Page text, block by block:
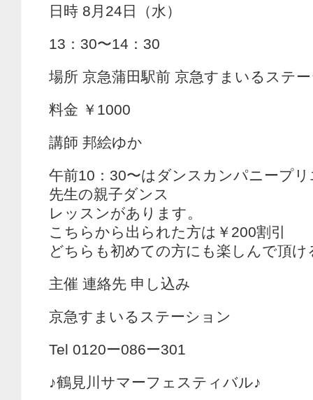
日時 8月24日（水）
13：30〜14：30
場所 京急蒲田駅前 京急すまいるステ
料金 ￥1000
講師 邦絵ゆか
午前10：30〜はダンスカンパニープ
先生の親子ダンス
レッスンがあります。
こちらから出られた方は￥200割引
どちらも初めての方にも楽しんで頂け
主催 連絡先 申し込み
京急すまいるステーション
Tel 0120ー086ー301
♪鶴見川サマーフェスティバル♪